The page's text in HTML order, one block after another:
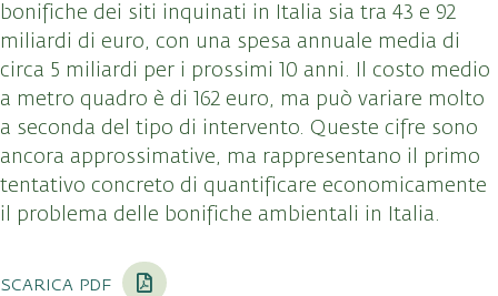
bonifiche dei siti inquinati in Italia sia tra 43 e 92
miliardi di euro, con una spesa annuale media di
circa 5 miliardi per i prossimi 10 anni. Il costo medio
a metro quadro è di 162 euro, ma può variare molto
a seconda del tipo di intervento. Queste cifre sono
ancora approssimative, ma rappresentano il primo
tentativo concreto di quantificare economicamente
il problema delle bonifiche ambientali in Italia.
scarica pdf